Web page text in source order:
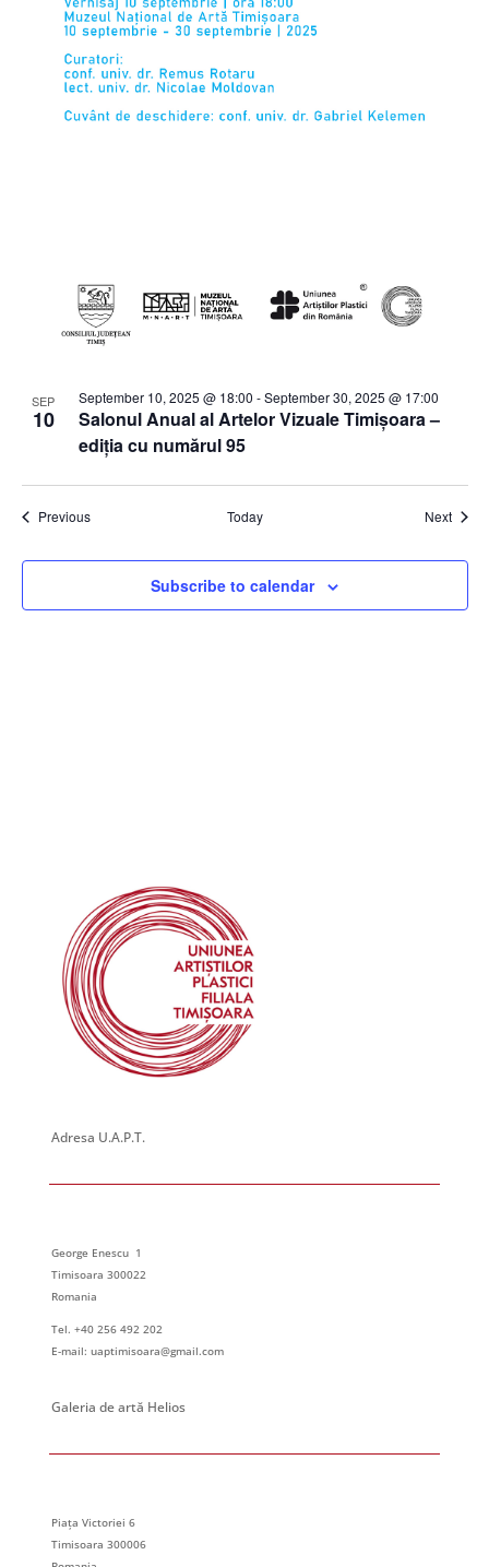
SEP
10
Salonul Anual al Artelor Vizuale Timișoara –
ediția cu numărul 95
September 10, 2025 @ 18:00 -September 30, 2025 @ 17:00
PreviousEvents Today Next
Subscribe to calendar
Adresa U.A.P.T.
George Enescu 1
Timisoara 300022
Romania
Tel. +40 256 492 202
E-mail: uaptimisoara@gmail.com
Galeria de artă Helios
Piața Victoriei 6
Timisoara 300006